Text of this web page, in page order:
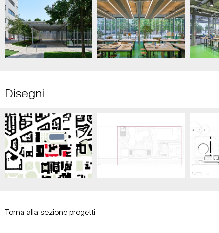
Disegni
Torna alla sezione progetti